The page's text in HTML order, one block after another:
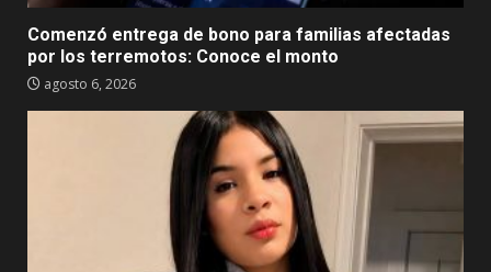
Comenzó entrega de bono para familias afectadas
por los terremotos: Conoce el monto
agosto 6, 2026